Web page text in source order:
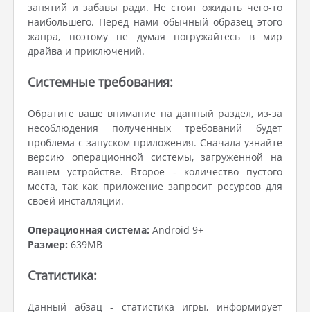
занятий и забавы ради. Не стоит ожидать чего-то
наибольшего. Перед нами обычный образец этого
жанра, поэтому не думая погружайтесь в мир
драйва и приключений.
Системные требования:
Обратите ваше внимание на данный раздел, из-за
несоблюдения полученных требований будет
проблема с запуском приложения. Сначала узнайте
версию операционной системы, загруженной на
вашем устройстве. Второе - количество пустого
места, так как приложение запросит ресурсов для
своей инсталляции.
Операционная система: Android 9+
Размер: 639MB
Статистика:
Данный абзац - статистика игры, информирует